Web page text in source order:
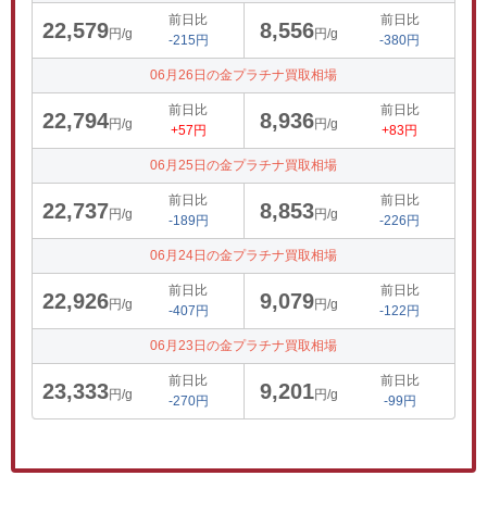
22,579円/g
前日比
-215円
8,556円/g
前日比
-380円
06月26日の金プラチナ買取相場
22,794円/g
前日比
+57円
8,936円/g
前日比
+83円
06月25日の金プラチナ買取相場
22,737円/g
前日比
-189円
8,853円/g
前日比
-226円
06月24日の金プラチナ買取相場
22,926円/g
前日比
-407円
9,079円/g
前日比
-122円
06月23日の金プラチナ買取相場
23,333円/g
前日比
-270円
9,201円/g
前日比
-99円